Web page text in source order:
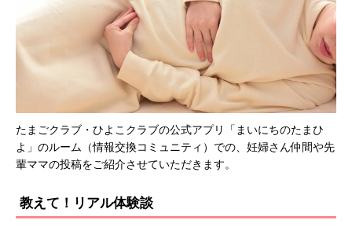
たまごクラブ・ひよこクラブの公式アプリ「まいにちのたまひ
よ」のルーム（情報交換コミュニティ）での、妊婦さん仲間や先
輩ママの投稿をご紹介させていただきます。
教えて！リアル体験談